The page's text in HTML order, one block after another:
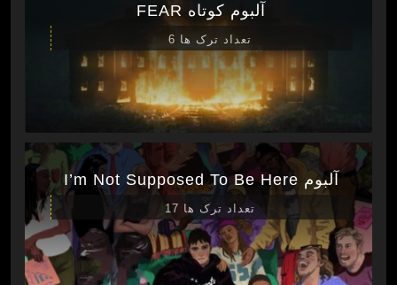
آلبوم کوتاه FEAR
تعداد ترک ها 6
آلبوم I’m Not Supposed To Be Here
تعداد ترک ها 17